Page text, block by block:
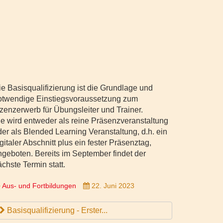
Basisqualifizierung ist die Grundlage und
Einstiegsvoraussetzung zum
für Übungsleiter und Trainer.
wird entweder als reine Präsenzveranstaltung
als Blended Learning Veranstaltung, d.h. ein
Abschnitt plus ein fester Präsenztag,
Bereits im September findet der
Termin statt.
Aus- und Fortbildungen 22. Juni 2023
Basisqualifizierung - Erster...